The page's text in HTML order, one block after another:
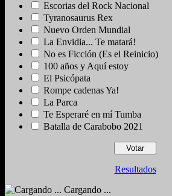
Escorias del Rock Nacional
Tyranosaurus Rex
Nuevo Orden Mundial
La Envidia... Te matará!
No es Ficción (Es el Reinicio)
100 años y Aquí estoy
El Psicópata
Rompe cadenas Ya!
La Parca
Te Esperaré en mí Tumba
Batalla de Carabobo 2021
Resultados
Cargando ...